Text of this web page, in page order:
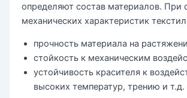
определяют состав материалов. При
механических характеристик
прочность материала на
стойкость к механическим
устойчивость красителя к
высоких температур, трению и т.д.